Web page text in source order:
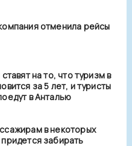
отменила рейсы
на то, что туризм в
за 5 лет, и туристы
в Анталью
в некоторых
забирать